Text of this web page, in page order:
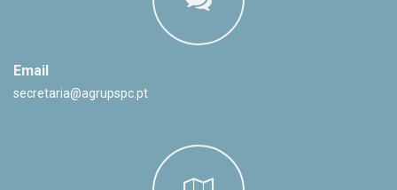
Email
secretaria@agrupspc.pt